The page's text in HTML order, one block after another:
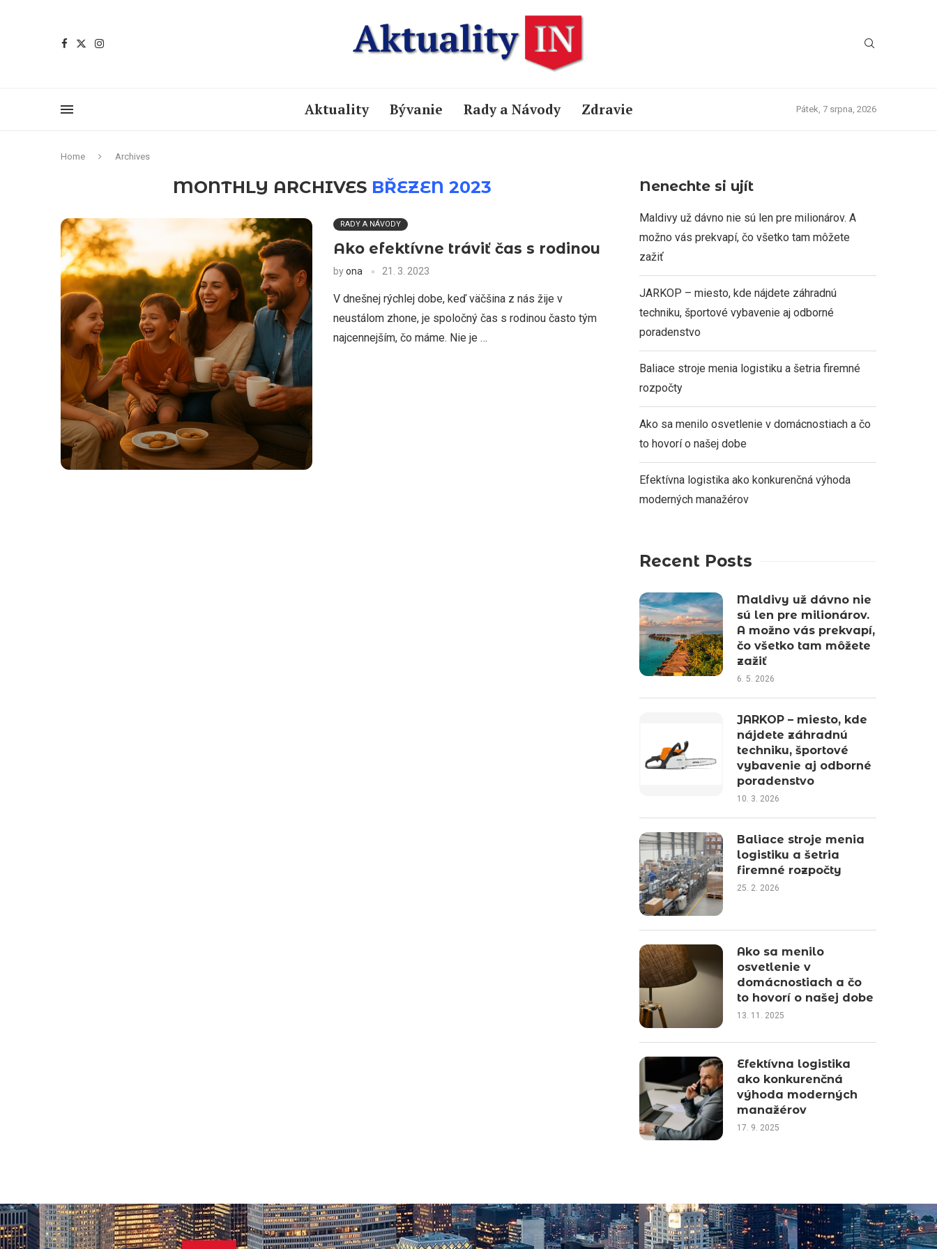
Aktuality Bývanie Rady a Návody Zdravie Pátek, 7 srpna, 2026
Home Archives
MONTHLY ARCHIVES BŘEZEN 2023
RADY A NÁVODY
Ako efektívne tráviť čas s rodinou
byona 21. 3. 2023
V dnešnej rýchlej dobe, keď väčšina z nás žije v
neustálom zhone, je spoločný čas s rodinou často tým
najcennejším, čo máme. Nie je …
Nenechte si ujít
Maldivy už dávno nie sú len pre milionárov. A
možno vás prekvapí, čo všetko tam môžete
zažiť
JARKOP – miesto, kde nájdete záhradnú
techniku, športové vybavenie aj odborné
poradenstvo
Baliace stroje menia logistiku a šetria firemné
rozpočty
Ako sa menilo osvetlenie v domácnostiach a čo
to hovorí o našej dobe
Efektívna logistika ako konkurenčná výhoda
moderných manažérov
Recent Posts
Maldivy už dávno nie
sú len pre milionárov.
A možno vás prekvapí,
čo všetko tam môžete
zažiť
6. 5. 2026
JARKOP – miesto, kde
nájdete záhradnú
techniku, športové
vybavenie aj odborné
poradenstvo
10. 3. 2026
Baliace stroje menia
logistiku a šetria
firemné rozpočty
25. 2. 2026
Ako sa menilo
osvetlenie v
domácnostiach a čo
to hovorí o našej dobe
13. 11. 2025
Efektívna logistika
ako konkurenčná
výhoda moderných
manažérov
17. 9. 2025